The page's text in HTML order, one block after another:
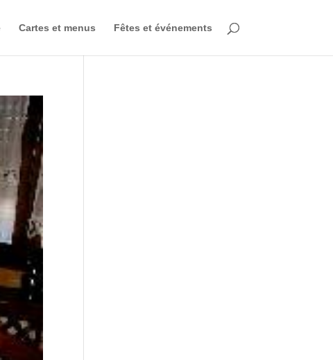
Cartes et menus Fêtes et événements